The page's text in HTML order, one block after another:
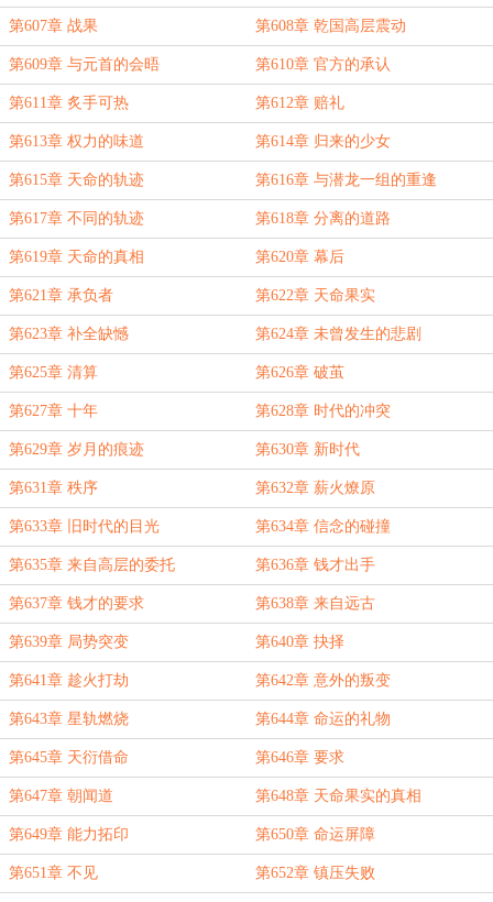
第607章 战果 第608章 乾国高层震动
第609章 与元首的会晤 第610章 官方的承认
第611章 炙手可热 第612章 赔礼
第613章 权力的味道 第614章 归来的少女
第615章 天命的轨迹 第616章 与潜龙一组的重逢
第617章 不同的轨迹 第618章 分离的道路
第619章 天命的真相 第620章 幕后
第621章 承负者 第622章 天命果实
第623章 补全缺憾 第624章 未曾发生的悲剧
第625章 清算 第626章 破茧
第627章 十年 第628章 时代的冲突
第629章 岁月的痕迹 第630章 新时代
第631章 秩序 第632章 薪火燎原
第633章 旧时代的目光 第634章 信念的碰撞
第635章 来自高层的委托 第636章 钱才出手
第637章 钱才的要求 第638章 来自远古
第639章 局势突变 第640章 抉择
第641章 趁火打劫 第642章 意外的叛变
第643章 星轨燃烧 第644章 命运的礼物
第645章 天衍借命 第646章 要求
第647章 朝闻道 第648章 天命果实的真相
第649章 能力拓印 第650章 命运屏障
第651章 不见 第652章 镇压失败